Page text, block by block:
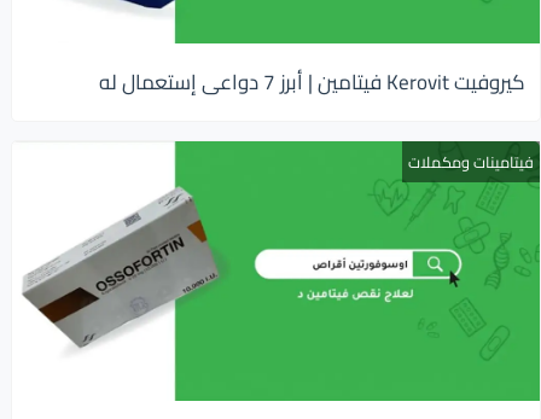
كيروفيت Kerovit فيتامين | أبرز 7 دواعى إستعمال له
فيتامينات ومكملات